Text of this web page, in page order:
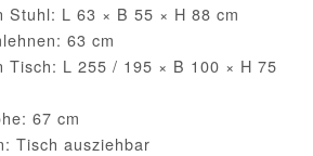
Stuhl: L 63 × B 55 × H 88 cm
63 cm
Tisch: L 255 / 195 × B 100 × H 75
67 cm
Tisch ausziehbar